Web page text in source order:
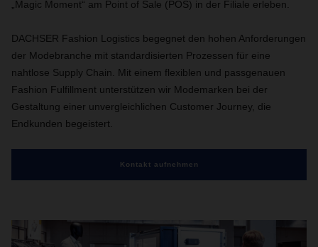
„Magic Moment“ am Point of Sale (POS) in der Filiale erleben.
DACHSER Fashion Logistics begegnet den hohen Anforderungen
der Modebranche mit standardisierten Prozessen für eine
nahtlose Supply Chain. Mit einem flexiblen und passgenauen
Fashion Fulfillment unterstützen wir Modemarken bei der
Gestaltung einer unvergleichlichen Customer Journey, die
Endkunden begeistert.
Kontakt aufnehmen